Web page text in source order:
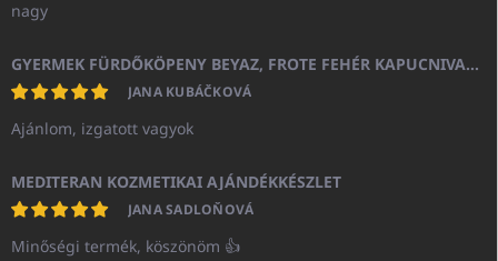
nagy
GYERMEK FÜRDŐKÖPENY BEYAZ, FROTE FEHÉR KAPUCNIVAL (400GR)
JANA KUBÁČKOVÁ
Ajánlom, izgatott vagyok
MEDITERAN KOZMETIKAI AJÁNDÉKKÉSZLET
JANA SADLOŇOVÁ
Minőségi termék, köszönöm 👍